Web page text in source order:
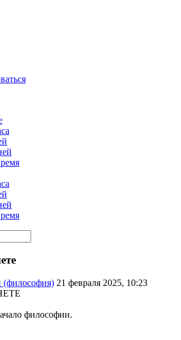
(философия) 21 февраля 2025, 10:23
философии.